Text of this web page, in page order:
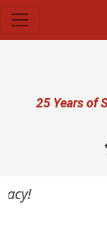
User
25 Years of